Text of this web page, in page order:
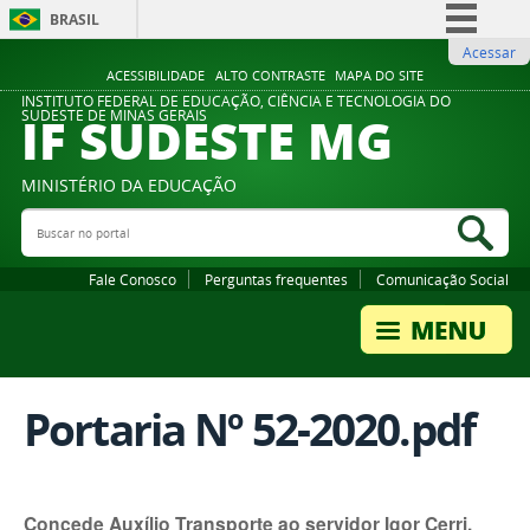
ACESSIBILIDADE ALTO CONTRASTE MAPA DO SITE
BRASIL
Comunica BR
Participe
Legislação
Acessar
INSTITUTO FEDERAL DE EDUCAÇÃO, CIÊNCIA E TECNOLOGIA DO
SUDESTE DE MINAS GERAIS
IF SUDESTE MG
MINISTÉRIO DA EDUCAÇÃO
Buscar no portal
Fale Conosco Perguntas frequentes Comunicação Social
Portaria Nº 52-2020.pdf
Concede Auxílio Transporte ao servidor Igor Cerri.